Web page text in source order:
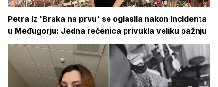
Petra iz 'Braka na prvu' se oglasila nakon incidenta
u Međugorju: Jedna rečenica privukla veliku pažnju